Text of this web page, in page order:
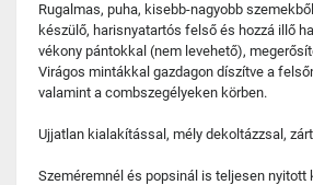
Rugalmas, puha, kisebb-nagyobb
készülő, harisnyatartós felső és hozzá illő
vékony pántokkal (nem levehető),
Virágos mintákkal gazdagon díszítve a
valamint a combszegélyeken körben.
Ujjatlan kialakítással, mély dekoltázzsal,
Szeméremnél és popsinál is teljesen nyitott